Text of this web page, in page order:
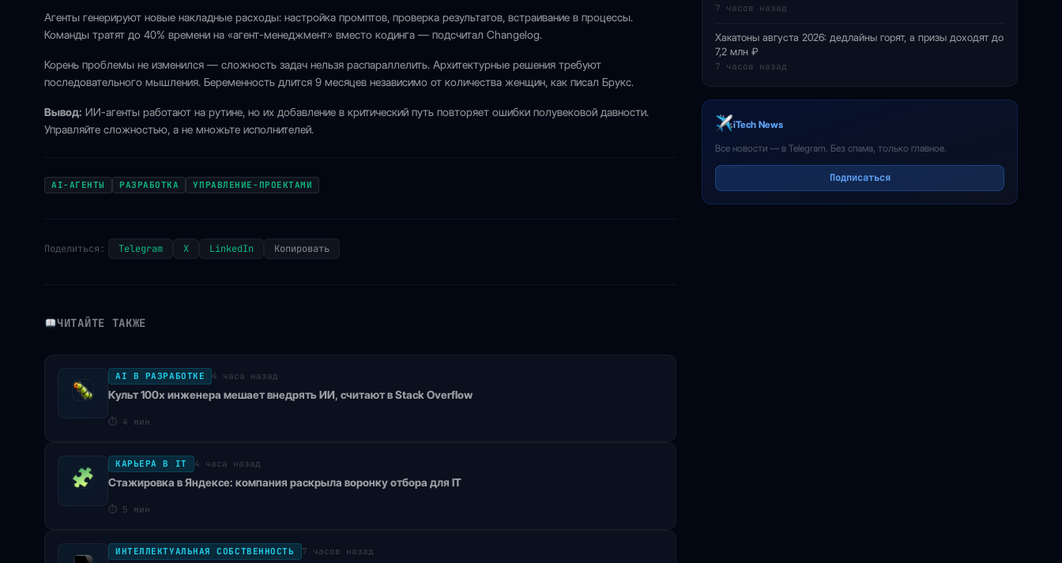
Агенты генерируют новые накладные расходы: настройка промптов, проверка результатов, встраивание в процессы.
Команды тратят до 40% времени на «агент-менеджмент» вместо кодинга — подсчитал Changelog.
Корень проблемы не изменился — сложность задач нельзя распараллелить. Архитектурные решения требуют
последовательного мышления. Беременность длится 9 месяцев независимо от количества женщин, как писал Брукс.
Вывод: ИИ-агенты работают на рутине, но их добавление в критический путь повторяет ошибки полувековой давности.
Управляйте сложностью, а не множьте исполнителей.
AI-АГЕНТЫ РАЗРАБОТКА УПРАВЛЕНИЕ-ПРОЕКТАМИ
Поделиться: Telegram X LinkedIn Копировать
ЧИТАЙТЕ ТАКЖЕ
AI В РАЗРАБОТКЕ 4 часа назад
Культ 100x инженера мешает внедрять ИИ, считают в Stack Overflow
⏱ 4 мин
КАРЬЕРА В IT 4 часа назад
Стажировка в Яндексе: компания раскрыла воронку отбора для IT
⏱ 5 мин
ИНТЕЛЛЕКТУАЛЬНАЯ СОБСТВЕННОСТЬ 7 часов назад
7 часов назад
Хакатоны августа 2026: дедлайны горят, а призы доходят до
7,2 млн ₽
7 часов назад
iTech News
Все новости — в Telegram. Без спама, только главное.
Подписаться